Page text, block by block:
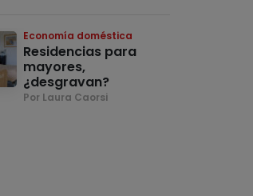
Economía doméstica
Residencias para
mayores,
¿desgravan?
Por Laura Caorsi